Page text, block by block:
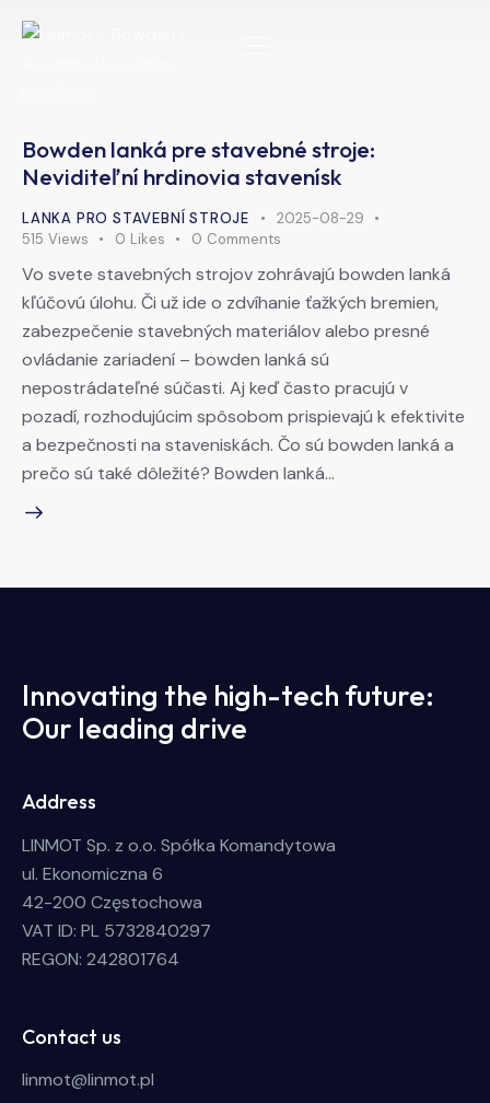
Bowden lanká pre stavebné stroje:
Neviditeľní hrdinovia stavenísk
LANKA PRO STAVEBNÍ STROJE
2025-08-29
515 Views 0 Likes 0 Comments
Vo svete stavebných strojov zohrávajú bowden lanká
kľúčovú úlohu. Či už ide o zdvíhanie ťažkých bremien,
zabezpečenie stavebných materiálov alebo presné
ovládanie zariadení – bowden lanká sú
nepostrádateľné súčasti. Aj keď často pracujú v
pozadí, rozhodujúcim spôsobom prispievajú k efektivite
a bezpečnosti na staveniskách. Čo sú bowden lanká a
prečo sú také dôležité? Bowden lanká…
Innovating the high-tech future:
Our leading drive
Address
LINMOT Sp. z o.o. Spółka Komandytowa
ul. Ekonomiczna 6
42-200 Częstochowa
VAT ID: PL 5732840297
REGON: 242801764
Contact us
linmot@linmot.pl